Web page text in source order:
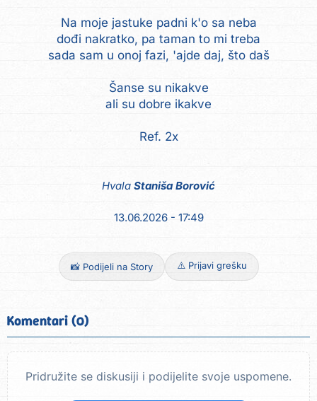
Na moje jastuke padni k'o sa neba
dođi nakratko, pa taman to mi treba
sada sam u onoj fazi, 'ajde daj, što daš
Šanse su nikakve
ali su dobre ikakve
Ref. 2x
Hvala Staniša Borović
13.06.2026 - 17:49
📸 Podijeli na Story ⚠️ Prijavi grešku
Komentari (0)
Pridružite se diskusiji i podijelite svoje uspomene.